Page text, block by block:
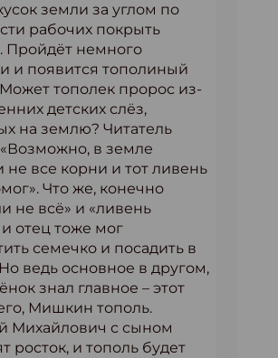
земли за углом по
рабочих покрыть
Пройдёт немного
и появится тополиный
Может тополек пророс из-
детских слёз,
на землю? Читатель
в земле
не все корни и тот ливень
Что же, конечно
не всё» и «ливень
отец тоже мог
семечко и посадить в
ведь основное в другом,
знал главное – этот
Мишкин тополь.
Михайлович с сыном
росток, и тополь будет